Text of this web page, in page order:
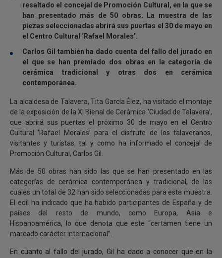
resaltado el concejal de Promoción Cultural, en la que se
han presentado más de 50 obras. La muestra de las
piezas seleccionadas abrirá sus puertas el 30 de mayo en
el Centro Cultural ‘Rafael Morales’.
Carlos Gil también ha dado cuenta del fallo del jurado en
el que se han premiado dos obras en la categoría de
cerámica tradicional y otras dos en cerámica
contemporánea.
La alcaldesa de Talavera, Tita García Élez, ha visitado el montaje
de la exposición de la XI Bienal de Cerámica ‘Ciudad de Talavera’,
que abrirá sus puertas el próximo 30 de mayo en el Centro
Cultural ‘Rafael Morales’ para el disfrute de los talaveranos,
visitantes y turistas, tal y como ha informado el concejal de
Promoción Cultural, Carlos Gil.
Más de 50 obras han sido las que se han presentado en las
categorías de cerámica contemporánea y tradicional, de las
cuales un total de 32 han sido seleccionadas para esta muestra.
El edil ha indicado que ha habido participantes de España y de
países del resto de mundo, como Europa, Asia e
Hispanoamérica, lo que denota que este “certamen tiene un
marcado carácter internacional”.
En cuanto al fallo del jurado, Gil ha dado a conocer que en la